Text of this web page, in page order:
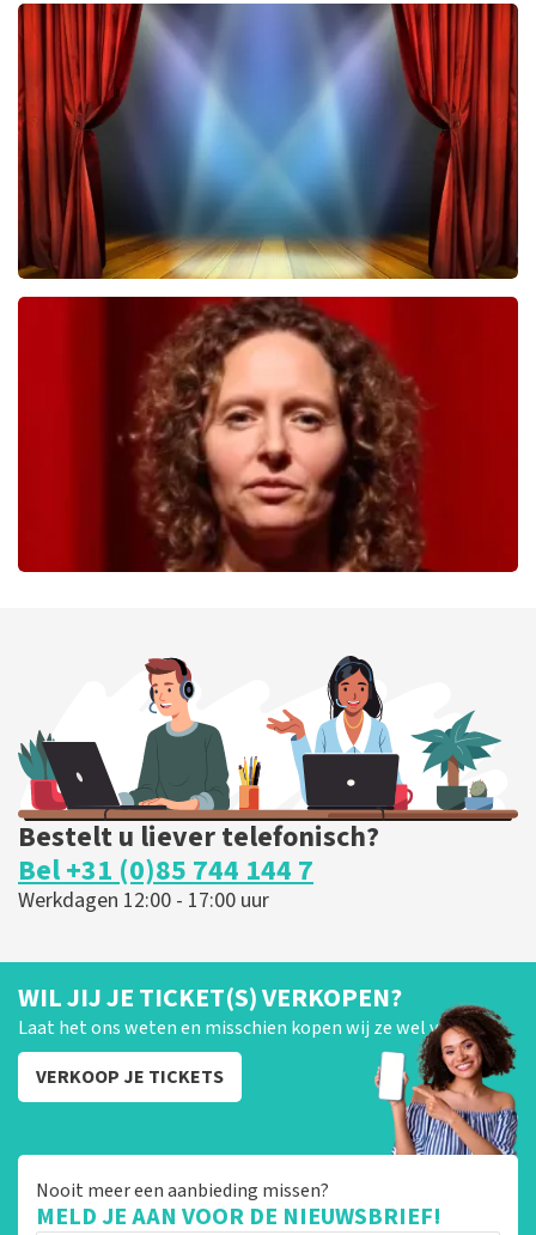
Megadeth
322 laatste 30 minuten
BESTEL NU
40 45 De Musical
laatste 30 minuten
BESTEL NU
BESTEL NU
Bestelt u liever telefonisch?
Bel +31 (0)85 744 144 7
Werkdagen 12:00 - 17:00 uur
WIL JIJ JE TICKET(S) VERKOPEN?
Laat het ons weten en misschien kopen wij ze wel van je!
VERKOOP JE TICKETS
Nooit meer een aanbieding missen?
MELD JE AAN VOOR DE NIEUWSBRIEF!